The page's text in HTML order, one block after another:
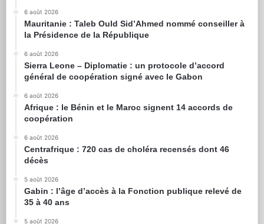
6 août 2026
Mauritanie : Taleb Ould Sid’Ahmed nommé conseiller à
la Présidence de la République
6 août 2026
Sierra Leone – Diplomatie : un protocole d’accord
général de coopération signé avec le Gabon
6 août 2026
Afrique : le Bénin et le Maroc signent 14 accords de
coopération
6 août 2026
Centrafrique : 720 cas de choléra recensés dont 46
décès
5 août 2026
Gabin : l’âge d’accès à la Fonction publique relevé de
35 à 40 ans
5 août 2026